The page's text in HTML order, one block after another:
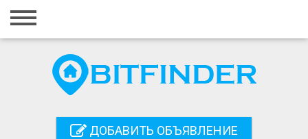
Главная
Регистрация
ДОБАВИТЬ ОБЪЯВЛЕНИЕ